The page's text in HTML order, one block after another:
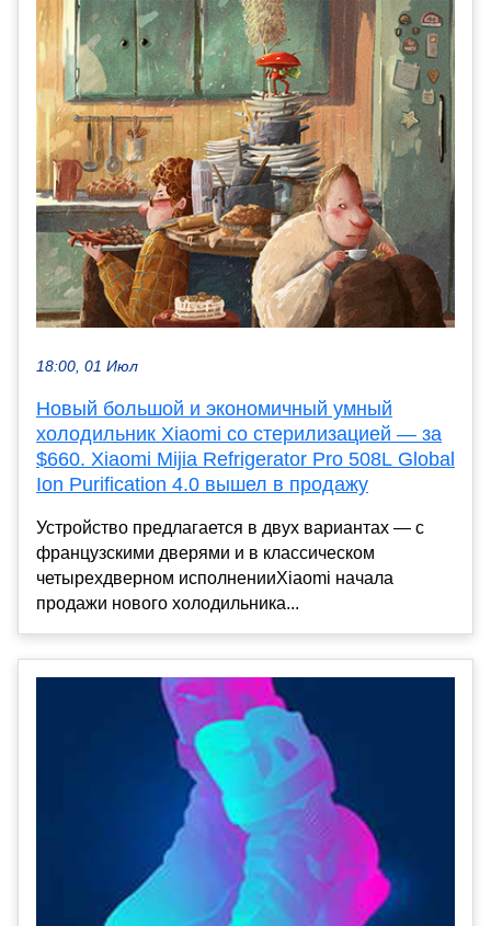
18:00, 01 Июл
Новый большой и экономичный умный
холодильник Xiaomi со стерилизацией — за
$660. Xiaomi Mijia Refrigerator Pro 508L Global
Ion Purification 4.0 вышел в продажу
Устройство предлагается в двух вариантах — с
французскими дверями и в классическом
четырехдверном исполненииXiaomi начала
продажи нового холодильника...